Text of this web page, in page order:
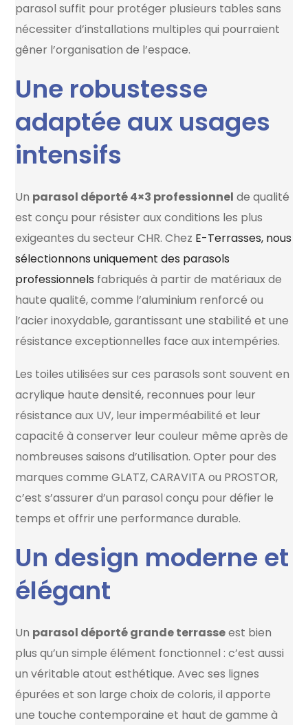
parasol suffit pour protéger plusieurs tables sans
nécessiter d’installations multiples qui pourraient
gêner l’organisation de l’espace.
Une robustesse
adaptée aux usages
intensifs
Un parasol déporté 4×3 professionnel de qualité
est conçu pour résister aux conditions les plus
exigeantes du secteur CHR. Chez E-Terrasses, nous
sélectionnons uniquement des parasols
professionnels fabriqués à partir de matériaux de
haute qualité, comme l’aluminium renforcé ou
l’acier inoxydable, garantissant une stabilité et une
résistance exceptionnelles face aux intempéries.
Les toiles utilisées sur ces parasols sont souvent en
acrylique haute densité, reconnues pour leur
résistance aux UV, leur imperméabilité et leur
capacité à conserver leur couleur même après de
nombreuses saisons d’utilisation. Opter pour des
marques comme GLATZ, CARAVITA ou PROSTOR,
c’est s’assurer d’un parasol conçu pour défier le
temps et offrir une performance durable.
Un design moderne et
élégant
Un parasol déporté grande terrasseest bien
plus qu’un simple élément fonctionnel : c’est aussi
un véritable atout esthétique. Avec ses lignes
épurées et son large choix de coloris, il apporte
une touche contemporaine et haut de gamme à